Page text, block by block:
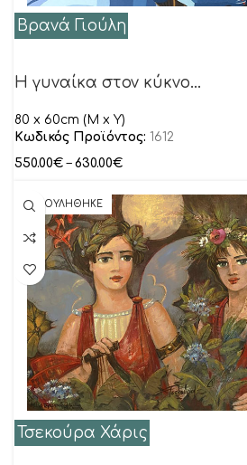
Βρανά Γιούλη
Η γυναίκα στον κύκνο…
80 x 60cm (M x Y)
Κωδικός Προϊόντος: 1612
550.00€ – 630.00€
ΠΟΥΛΗΘΗΚΕ
Τσεκούρα Χάρις